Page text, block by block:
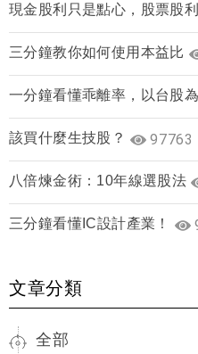
現金股利只是點心，股票股
三分鐘教你如何使用本益比
一分鐘看懂乖離率，以台股
該買什麼生技股？ 97763
八倍煉金術：10年線選股法
三分鐘看懂IC設計產業！
文章分類
全部